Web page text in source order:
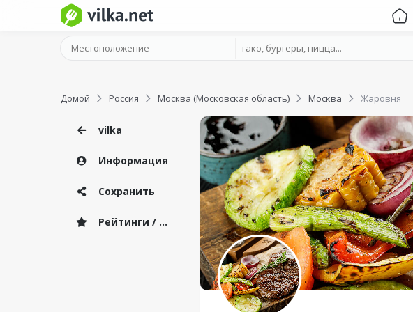
Домой Россия Москва (Московская область) Москва Жаровня
vilka
Информация
Сохранить
Рейтинги / Отзывы